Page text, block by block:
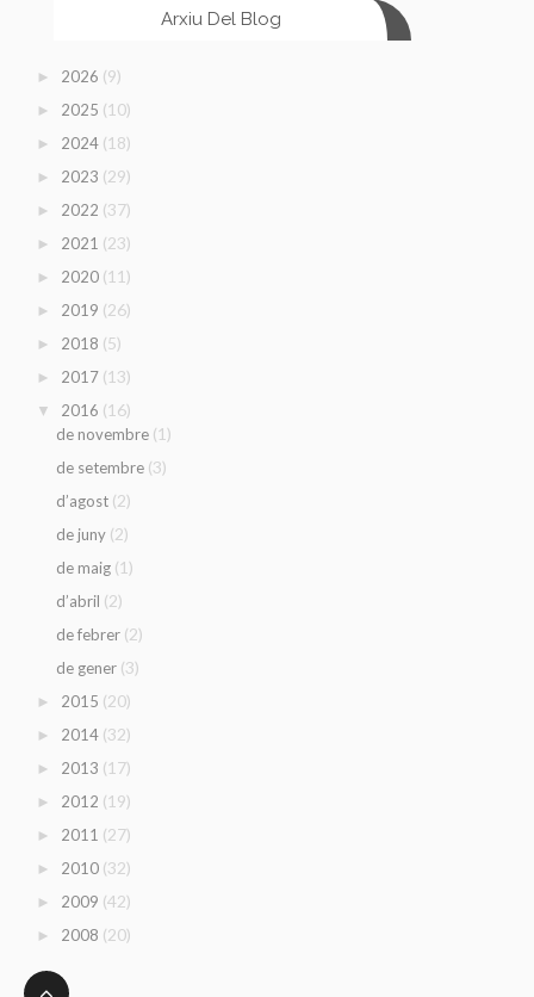
Arxiu Del Blog
► 2026 (9)
► 2025 (10)
► 2024 (18)
► 2023 (29)
► 2022 (37)
► 2021 (23)
► 2020 (11)
► 2019 (26)
► 2018 (5)
► 2017 (13)
▼ 2016 (16)
de novembre (1)
de setembre (3)
d’agost (2)
de juny (2)
de maig (1)
d’abril (2)
de febrer (2)
de gener (3)
► 2015 (20)
► 2014 (32)
► 2013 (17)
► 2012 (19)
► 2011 (27)
► 2010 (32)
► 2009 (42)
► 2008 (20)